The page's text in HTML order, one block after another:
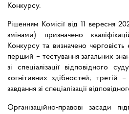
Конкурсу.
Рішенням Комісії від 11 вересня
змінами) призначено
Конкурсу та визначено
перший – тестування загальних
зі спеціалізації відповідного
когнітивних здібностей; третій
завдання зі спеціалізації
Організаційно-правові засади